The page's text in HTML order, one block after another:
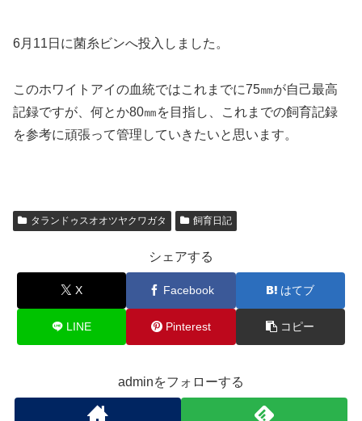
6月11日に菌糸ビンへ投入しました。
このホワイトアイの血統ではこれまでに75㎜が自己最高
記録ですが、何とか80㎜を目指し、これまでの飼育記録
を参考に頑張って管理していきたいと思います。
タランドゥスオオツヤクワガタ 飼育日記
シェアする
X Facebook はてブ
LINE Pinterest コピー
adminをフォローする